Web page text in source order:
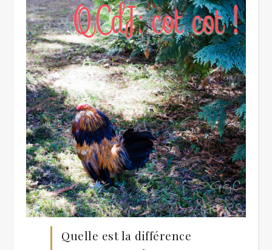
Quelle est la différence